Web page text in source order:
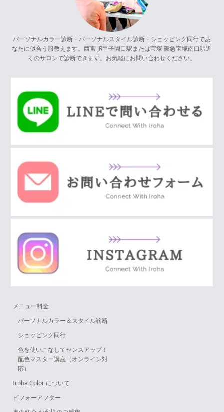
パーソナルカラー診断・パーソナルスタイル診断・ショッピング同行であ
なたに似合う服教えます。西宮 JR甲子園口駅または宝塚 阪急宝塚南口駅近
くのサロンで診断できます。お気軽にお問い合わせください。
メニュー料金
パーソナルカラー＆スタイル診断
ショッピング同行
色を使いこなしてセンスアップ！
配色マスター講座（オンライン対
応）
Iroha Color について
ビフォーアフター